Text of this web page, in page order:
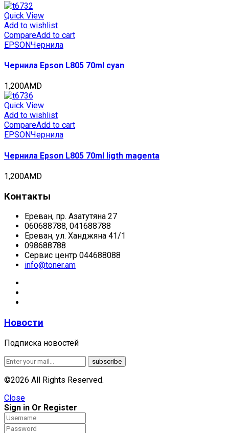
Quick View
Add to wishlist
CompareAdd to cart
EPSONЧернила
Чернила Epson L805 70ml cyan
1,200AMD
Quick View
Add to wishlist
CompareAdd to cart
EPSONЧернила
Чернила Epson L805 70ml ligth magenta
1,200AMD
Контакты
Ереван, пр. Азатутяна 27
060688788, 041688788
Ереван, ул. Ханджяна 41/1
098688788
Сервис центр 044688088
info@toner.am
Новости
Подписка новостей
©2026 All Rights Reserved.
Close
Sign in Or Register